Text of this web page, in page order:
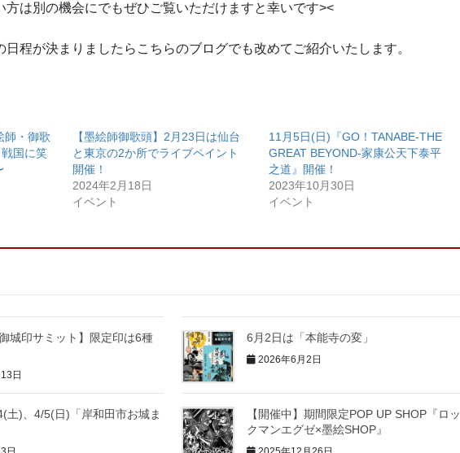
方は別の機会にでもぜひご覧いただけますと幸いです><
日程が決まりましたらこちらのブログでも改めてご紹介いたします。
師・御歌
国に笑
【墨絵師御歌頭】2月23日は仙台
と東京の2か所でライブペイント
開催！
2024年2月18日
イベント
11月5日(日)『GO！TANABE-THE
GREAT BEYOND-家康公天下泰平
之道』開催！
2023年10月30日
イベント
御城印サミット】限定印は6種
日
6月2日は「本能寺の変」
2026年6月2日
土)、4/5(日)「岸和田市お城ま
【開催中】期間限定POP UP SHOP『ロッ
クマンエグゼ×墨絵SHOP』